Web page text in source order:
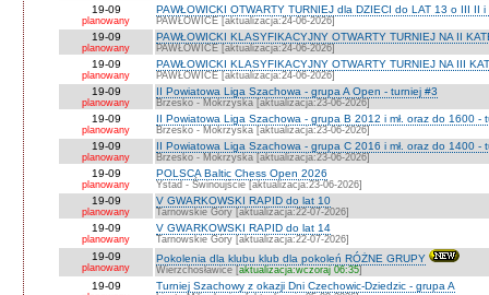
19-09
planowany
PAWŁOWICKI OTWARTY TURNIEJ dla DZIECI do LAT 13 o III II
PAWŁOWICE [aktualizacja:24-06-2026]
19-09
planowany
PAWŁOWICKI KLASYFIKACYJNY OTWARTY TURNIEJ NA II
PAWŁOWICE [aktualizacja:24-06-2026]
19-09
planowany
PAWŁOWICKI KLASYFIKACYJNY OTWARTY TURNIEJ NA III
PAWŁOWICE [aktualizacja:24-06-2026]
19-09
planowany
II Powiatowa Liga Szachowa - grupa A Open - turniej #3
Brzesko - Mokrzyska [aktualizacja:23-06-2026]
19-09
planowany
II Powiatowa Liga Szachowa - grupa B 2012 i mł. oraz do 1600 -
Brzesko - Mokrzyska [aktualizacja:23-06-2026]
19-09
planowany
II Powiatowa Liga Szachowa - grupa C 2016 i mł. oraz do 1400 -
Brzesko - Mokrzyska [aktualizacja:23-06-2026]
19-09
planowany
POLSCA Baltic Chess Open 2026
Ystad - Świnoujście [aktualizacja:23-06-2026]
19-09
planowany
V GWARKOWSKI RAPID do lat 10
Tarnowskie Góry [aktualizacja:22-07-2026]
19-09
planowany
V GWARKOWSKI RAPID do lat 14
Tarnowskie Góry [aktualizacja:22-07-2026]
19-09
planowany
Pokolenia dla klubu klub dla pokoleń RÓŻNE GRUPY
Wierzchosławice [aktualizacja:wczoraj 06:35]
19-09 Turniej Szachowy z okazji Dni Czechowic-Dziedzic - grupa A